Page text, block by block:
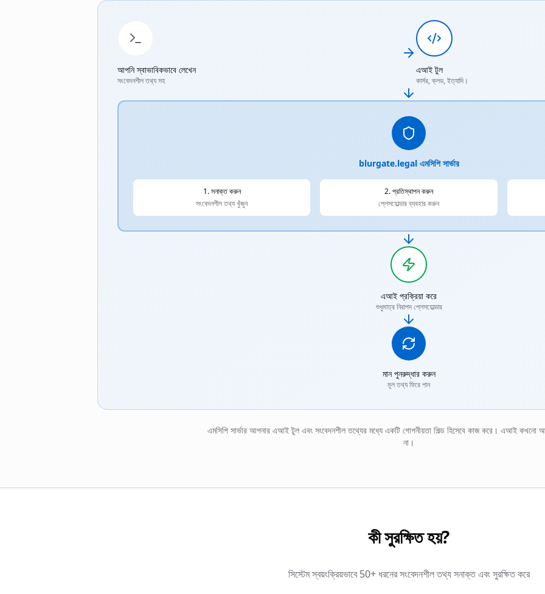
আপনি স্বাভাবিকভাবে লেখেন
সংবেদনশীল তথ্য সহ
এআই টুল
কার্সর, ক্লড, ইত্যাদি।
blurgate.legal এমসিপি সার্ভার
1. সনাক্ত করুন
সংবেদনশীল তথ্য খুঁজুন
2. প্রতিস্থাপন করুন
প্লেসহোল্ডার ব্যবহার করুন
এআই প্রক্রিয়া করে
শুধুমাত্র নিরাপদ প্লেসহোল্ডার
মান পুনরুদ্ধার করুন
মূল তথ্য ফিরে পান
এমসিপি সার্ভার আপনার এআই টুল এবং সংবেদনশীল তথ্যের মধ্যে একটি গোপনীয়তা শিল্ড হিসেবে কাজ করে। এআই কখনো
না।
কী সুরক্ষিত হয়?
সিস্টেম স্বয়ংক্রিয়ভাবে 50+ ধরনের সংবেদনশীল তথ্য সনাক্ত এবং সুরক্ষিত করে